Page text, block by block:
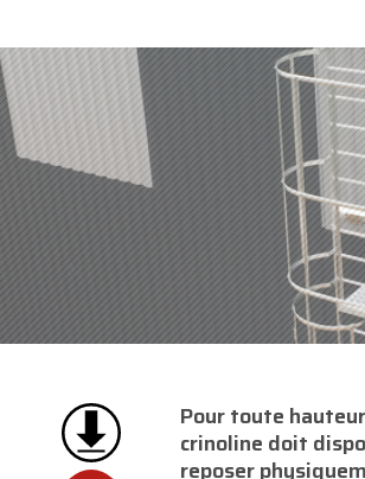
Pour toute
crinoline doit
reposer